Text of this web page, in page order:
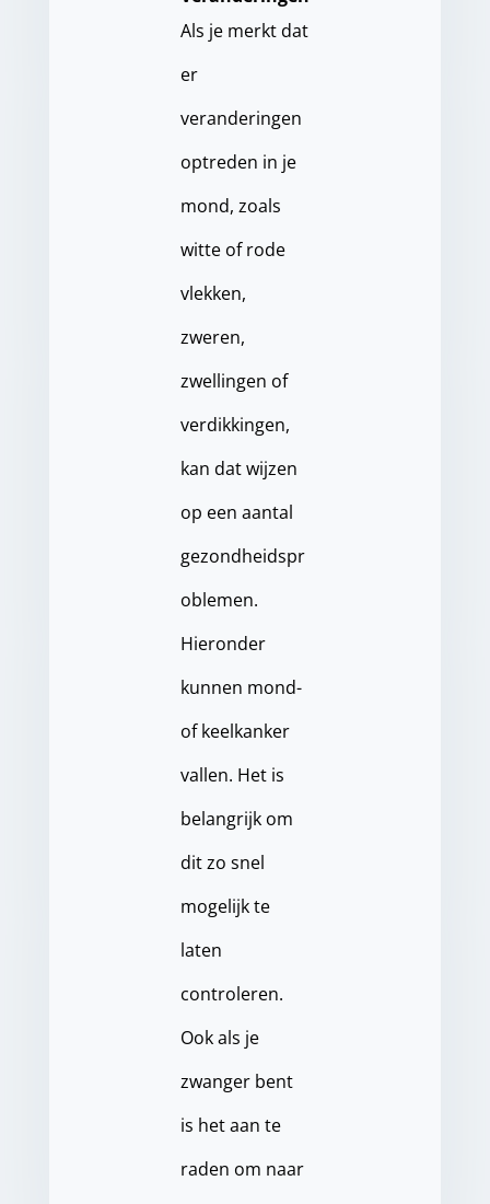
Als je merkt dat
er
veranderingen
optreden in je
mond, zoals
witte of rode
vlekken,
zweren,
zwellingen of
verdikkingen,
kan dat wijzen
op een aantal
gezondheidspr
oblemen.
Hieronder
kunnen mond-
of keelkanker
vallen. Het is
belangrijk om
dit zo snel
mogelijk te
laten
controleren.
Ook als je
zwanger bent
is het aan te
raden om naar